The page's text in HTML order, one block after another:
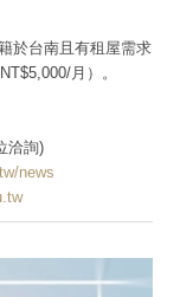
於台南且有租屋需求
月）。
洽詢)
news